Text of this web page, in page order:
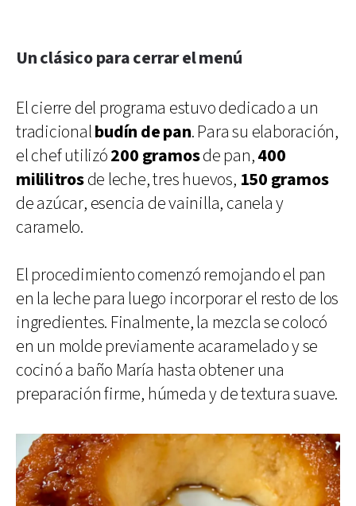
Un clásico para cerrar el menú
El cierre del programa estuvo dedicado a un
tradicionalbudín de pan. Para su elaboración,
el chef utilizó200 gramosde pan,400
mililitrosde leche, tres huevos, 150 gramos
de azúcar, esencia de vainilla, canela y
caramelo.
El procedimiento comenzó remojando el pan
en la leche para luego incorporar el resto de los
ingredientes. Finalmente, la mezcla se colocó
en un molde previamente acaramelado y se
cocinó a baño María hasta obtener una
preparación firme, húmeda y de textura suave.